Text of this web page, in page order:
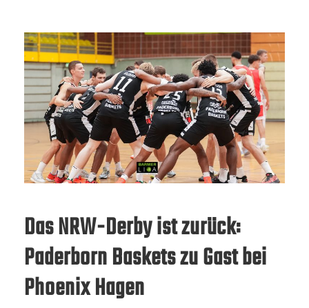
Das NRW-Derby ist zurück:
Paderborn Baskets zu Gast bei
Phoenix Hagen